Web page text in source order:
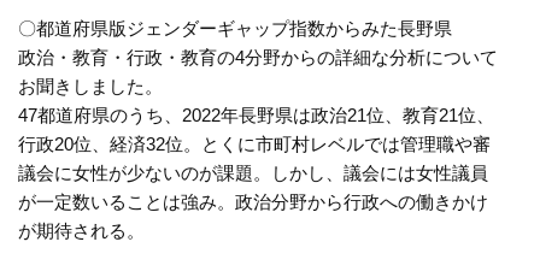
〇都道府県版ジェンダーギャップ指数からみた長野県
政治・教育・行政・教育の4分野からの詳細な分析について
お聞きしました。
47都道府県のうち、2022年長野県は政治21位、教育21位、
行政20位、経済32位。とくに市町村レベルでは管理職や審
議会に女性が少ないのが課題。しかし、議会には女性議員
が一定数いることは強み。政治分野から行政への働きかけ
が期待される。